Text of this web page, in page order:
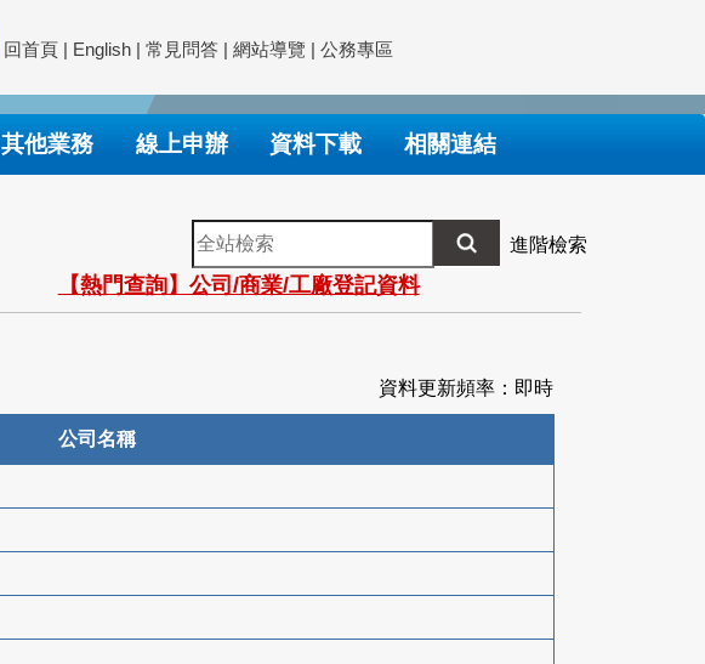
回首頁 | English | 常見問答 | 網站導覽 | 公務專區
其他業務 線上申辦 資料下載 相關連結
全
站
檢
索
進階檢索
【熱門查詢】公司/商業/工廠登記資料
資料更新頻率：即時
公司名稱